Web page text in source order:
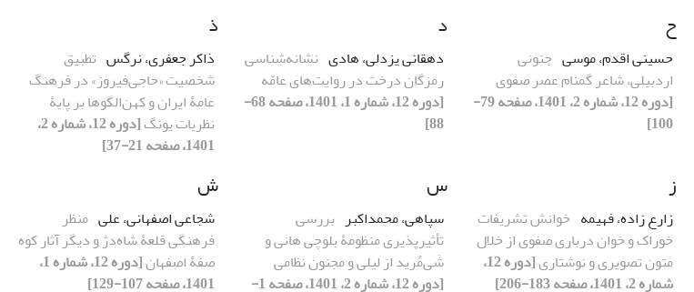
ح
حسینی اقدم، موسی جنونی
اردبیلی، شاعر گمنام عصر صفوی
[دوره 12، شماره 2، 1401، صفحه 79-
100]
د
دهقانی یزدلی، هادی نشانه‌شناسی
رمزگان درخت در روایت‌های عامّه
[دوره 12، شماره 1، 1401، صفحه 68-
88]
ذ
ذاکر جعفری، نرگس تطبیق
شخصیت «حاجی‌فیروز» در فرهنگ
عامۀ ایران و کهن‌الگوها بر پایۀ
نظریات یونگ
[دوره 12، شماره 2،
1401، صفحه 21-37]
ز
زارع زاده، فهیمه خوانش تشریفات
خوراک و خوان درباری صفوی از خلال
متون تصویری و نوشتاری
[دوره 12،
شماره 2، 1401، صفحه 183-206]
س
سپاهی، محمداکبر بررسی
تأثیرپذیری منظومۀ بلوچی هانی و
شَی‌مُرید از لیلی و مجنون نظامی
[دوره 12، شماره 2، 1401، صفحه 1-
ش
شجاعی اصفهانی، علی منظر
فرهنگی قلعۀ شاه‌دژ و دیگر آثار کوه
صفۀ اصفهان
[دوره 12، شماره 1،
1401، صفحه 107-129]